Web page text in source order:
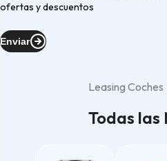
ofertas y descuentos
Enviar
Leasing Coches
Todas las